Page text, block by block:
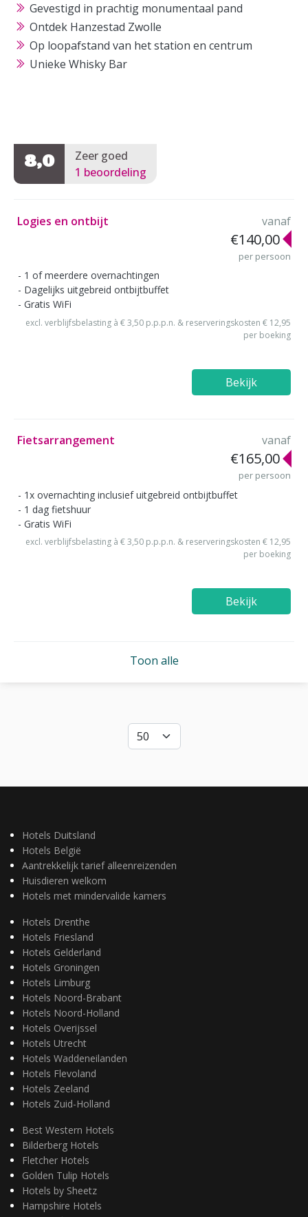
Gevestigd in prachtig monumentaal pand
Ontdek Hanzestad Zwolle
Op loopafstand van het station en centrum
Unieke Whisky Bar
8,0
Zeer goed
1 beoordeling
Logies en ontbijt vanaf
€140,00
per persoon
1 of meerdere overnachtingen
Dagelijks uitgebreid ontbijtbuffet
Gratis WiFi
excl. verblijfsbelasting à € 3,50 p.p.p.n. & reserveringskosten € 12,95
per boeking
Bekijk
Fietsarrangement vanaf
€165,00
per persoon
1x overnachting inclusief uitgebreid ontbijtbuffet
1 dag fietshuur
Gratis WiFi
excl. verblijfsbelasting à € 3,50 p.p.p.n. & reserveringskosten € 12,95
per boeking
Bekijk
Toon alle
Hotels Duitsland
Hotels België
Aantrekkelijk tarief alleenreizenden
Huisdieren welkom
Hotels met mindervalide kamers
Hotels Drenthe
Hotels Friesland
Hotels Gelderland
Hotels Groningen
Hotels Limburg
Hotels Noord-Brabant
Hotels Noord-Holland
Hotels Overijssel
Hotels Utrecht
Hotels Waddeneilanden
Hotels Flevoland
Hotels Zeeland
Hotels Zuid-Holland
Best Western Hotels
Bilderberg Hotels
Fletcher Hotels
Golden Tulip Hotels
Hotels by Sheetz
Hampshire Hotels